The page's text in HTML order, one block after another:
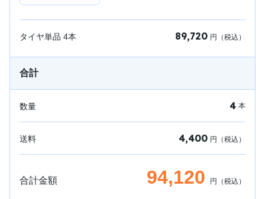
タイヤ単品 4本 89,720 円（税込）
合計
数量 4 本
送料 4,400 円（税込）
合計金額 94,120 円（税込）